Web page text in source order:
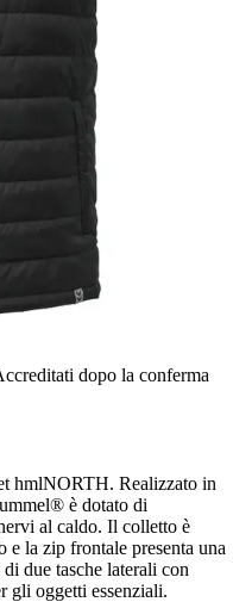
dopo la conferma
hmlNORTH. Realizzato in
è dotato di
al caldo. Il colletto è
la zip frontale presenta una
due tasche laterali con
gli oggetti essenziali.